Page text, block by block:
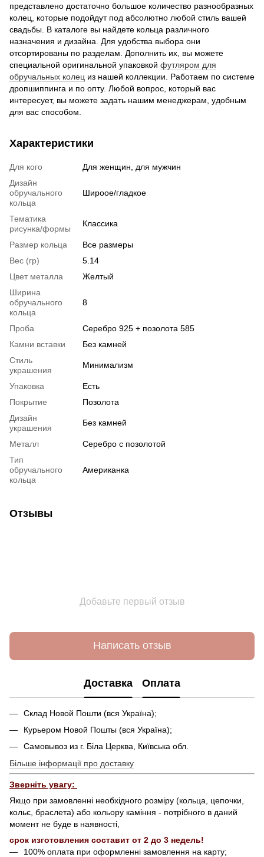
представлено достаточно большое количество разнообразных
колец, которые подойдут под абсолютно любой стиль вашей
свадьбы. В каталоге вы найдете кольца различного
назначения и дизайна. Для удобства выбора они
отсортированы по разделам. Дополнить их, вы можете
специальной оригинальной упаковкой футляром для
обручальных колец из нашей коллекции. Работаем по системе
дропшиппинга и по опту. Любой вопрос, который вас
интересует, вы можете задать нашим менеджерам, удобным
для вас способом.
Характеристики
Для кого
Для женщин, для мужчин
Дизайн
обручального
кольца
Широое/гладкое
Тематика
рисунка/формы
Классика
Размер кольца
Все размеры
Вес (гр)
5.14
Цвет металла
Желтый
Ширина
обручального
кольца
8
Проба
Серебро 925 + позолота 585
Камни вставки
Без камней
Стиль
украшения
Минимализм
Упаковка
Есть
Покрытие
Позолота
Дизайн
украшения
Без камней
Металл
Серебро с позолотой
Тип
обручального
кольца
Американка
Отзывы
Добавьте первый отзыв
Написать отзыв
Доставка Оплата
Склад Новой Пошти (вся Україна);
Курьером Новой Пошты (вся Україна);
Самовывоз из г. Біла Церква, Київська обл.
Більше інформації про доставку
Зверніть увагу:
Якщо при замовленні необхідного розміру (кольца, цепочки,
кольє, браслета) або кольору каміння - потрібного в даний
момент не буде в наявності,
срок изготовления составит от 2 до 3 недель!
100% оплата при оформленні замовлення на карту;